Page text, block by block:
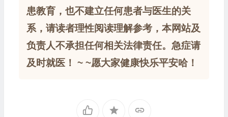
患教育，也不建立任何患者与医生的关
系，请读者理性阅读理解参考，本网站及
负责人不承担任何相关法律责任。急症请
及时就医！ ~ ~愿大家健康快乐平安哈！